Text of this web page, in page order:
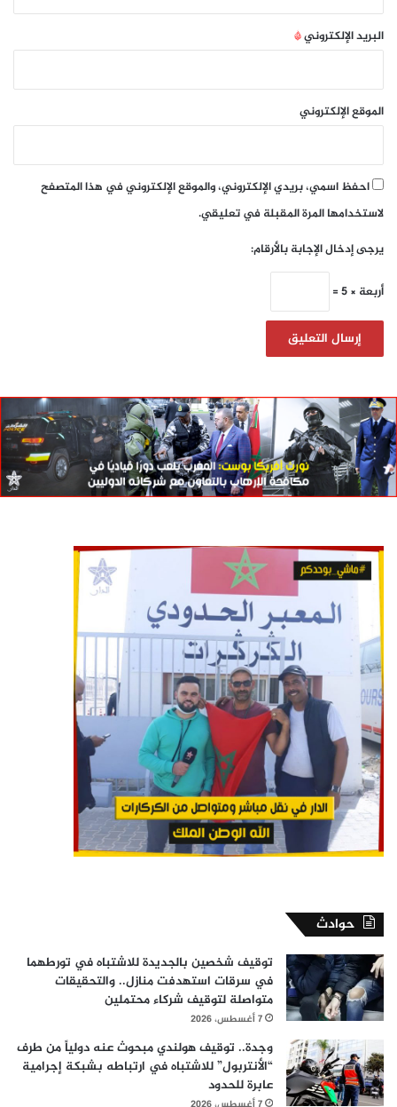
البريد الإلكتروني*
الموقع الإلكتروني
احفظ اسمي، بريدي الإلكتروني، والموقع الإلكتروني في هذا المتصفح
لاستخدامها المرة المقبلة في تعليقي.
يرجى إدخال الإجابة بالأرقام:
أربعة × 5 =
حوادث
توقيف شخصين بالجديدة للاشتباه في تورطهما
في سرقات استهدفت منازل.. والتحقيقات
متواصلة لتوقيف شركاء محتملين
7 أغسطس، 2026
وجدة.. توقيف هولندي مبحوث عنه دولياً من طرف
“الأنتربول” للاشتباه في ارتباطه بشبكة إجرامية
عابرة للحدود